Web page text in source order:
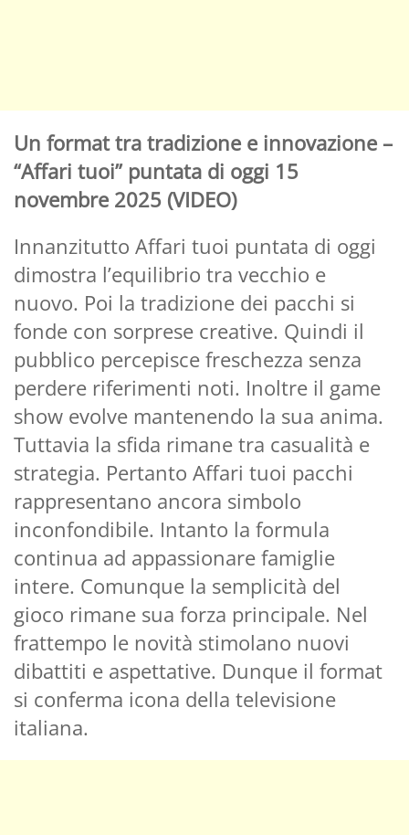
Un format tra tradizione e innovazione –
“Affari tuoi” puntata di oggi 15
novembre 2025 (VIDEO)
Innanzitutto Affari tuoi puntata di oggi
dimostra l’equilibrio tra vecchio e
nuovo. Poi la tradizione dei pacchi si
fonde con sorprese creative. Quindi il
pubblico percepisce freschezza senza
perdere riferimenti noti. Inoltre il game
show evolve mantenendo la sua anima.
Tuttavia la sfida rimane tra casualità e
strategia. Pertanto Affari tuoi pacchi
rappresentano ancora simbolo
inconfondibile. Intanto la formula
continua ad appassionare famiglie
intere. Comunque la semplicità del
gioco rimane sua forza principale. Nel
frattempo le novità stimolano nuovi
dibattiti e aspettative. Dunque il format
si conferma icona della televisione
italiana.